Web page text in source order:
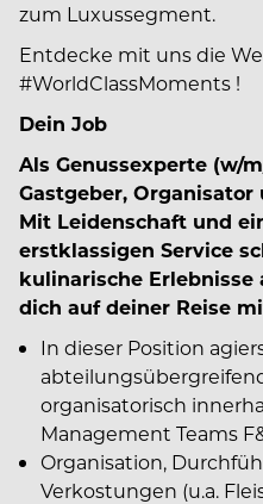
zum Luxussegment.
Entdecke mit uns die
#WorldClassMoments !
Dein Job
Als Genussexperte (w⁠/⁠
Gastgeber,
Mit Leidenschaft und
erstklassigen Service
kulinarische Erlebnisse
dich auf deiner Reise
In dieser Position
organisatorisch
Management Teams
Organisation,
Verkostungen (u.a.